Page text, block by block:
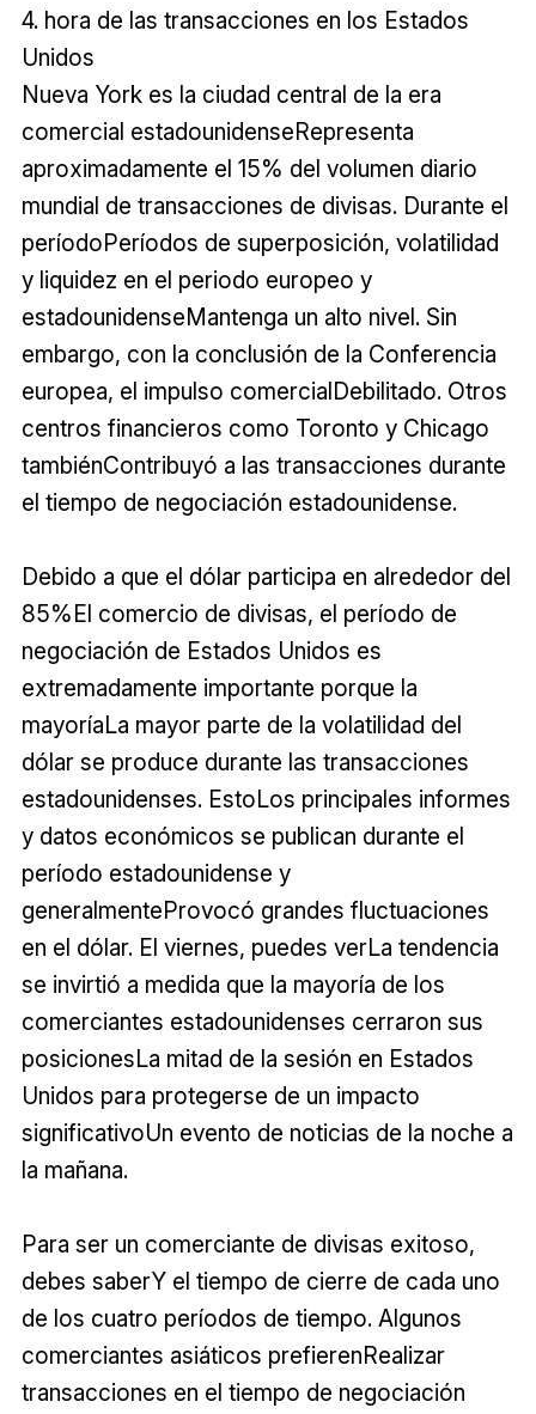
4. hora de las transacciones en los Estados
Unidos
Nueva York es la ciudad central de la era
comercial estadounidenseRepresenta
aproximadamente el 15% del volumen diario
mundial de transacciones de divisas. Durante el
períodoPeríodos de superposición, volatilidad
y liquidez en el periodo europeo y
estadounidenseMantenga un alto nivel. Sin
embargo, con la conclusión de la Conferencia
europea, el impulso comercialDebilitado. Otros
centros financieros como Toronto y Chicago
tambiénContribuyó a las transacciones durante
el tiempo de negociación estadounidense.
Debido a que el dólar participa en alrededor del
85%El comercio de divisas, el período de
negociación de Estados Unidos es
extremadamente importante porque la
mayoríaLa mayor parte de la volatilidad del
dólar se produce durante las transacciones
estadounidenses. EstoLos principales informes
y datos económicos se publican durante el
período estadounidense y
generalmenteProvocó grandes fluctuaciones
en el dólar. El viernes, puedes verLa tendencia
se invirtió a medida que la mayoría de los
comerciantes estadounidenses cerraron sus
posicionesLa mitad de la sesión en Estados
Unidos para protegerse de un impacto
significativoUn evento de noticias de la noche a
la mañana.
Para ser un comerciante de divisas exitoso,
debes saberY el tiempo de cierre de cada uno
de los cuatro períodos de tiempo. Algunos
comerciantes asiáticos prefierenRealizar
transacciones en el tiempo de negociación